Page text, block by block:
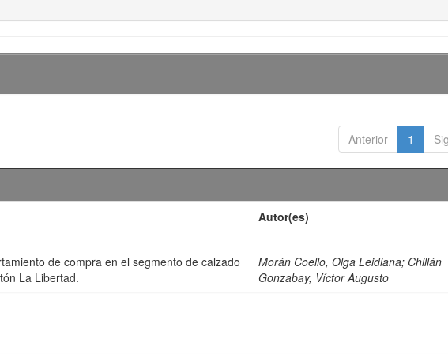
Anterior 1
Autor(es)
de compra en el segmento de calzado
La Libertad.
Morán Coello, Olga Leidiana; Chillán
Gonzabay, Víctor Augusto